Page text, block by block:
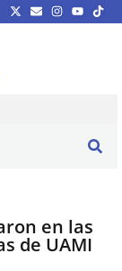
en las
de UAMI